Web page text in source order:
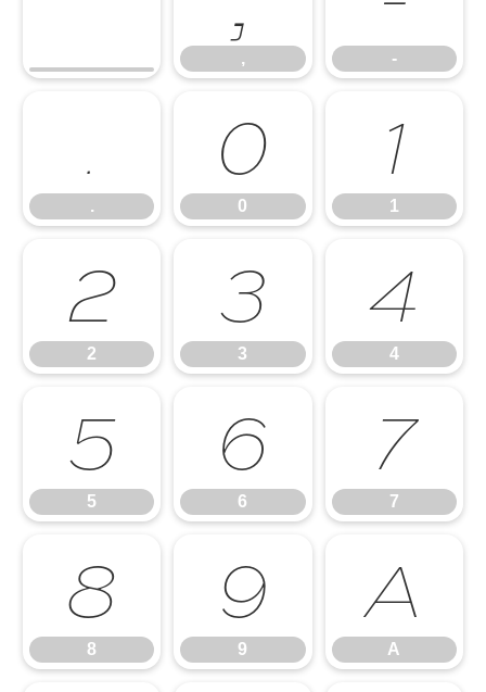
, -
.
.
0
0
1
1
2
2
3
3
4
4
5
5
6
6
7
7
8
8
9
9
A
A